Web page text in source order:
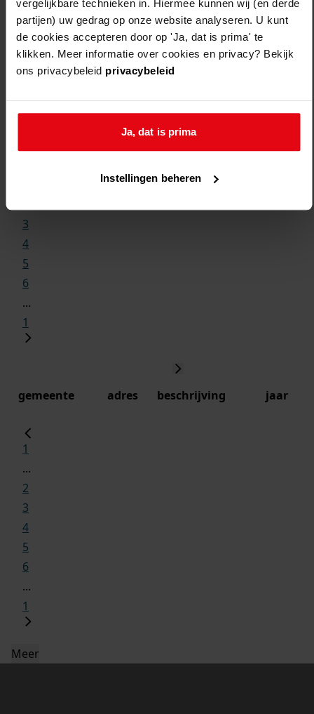
vergelijkbare technieken in. Hiermee kunnen wij (en derde
partijen) uw gedrag op onze website analyseren. U kunt
de cookies accepteren door op 'Ja, dat is prima' te
klikken. Meer informatie over cookies en privacy? Bekijk
ons privacybeleid privacybeleid
Ja, dat is prima
Instellingen beheren
3
4
5
6
...
1
gemeente adres beschrijving jaar
1
...
2
3
4
5
6
...
1
Meer